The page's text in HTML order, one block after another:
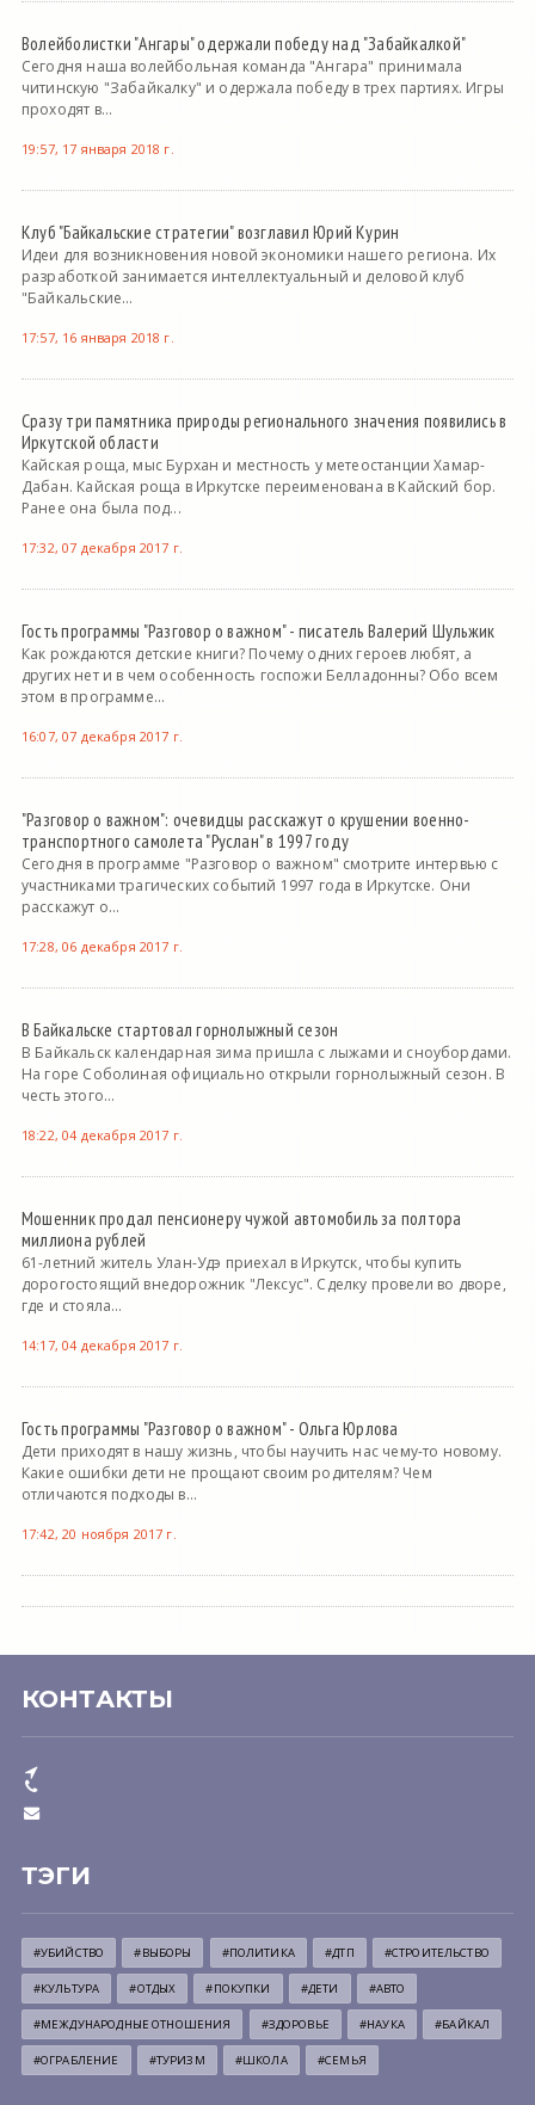
Волейболистки "Ангары" одержали победу над "Забайкалкой"
Сегодня наша волейбольная команда "Ангара" принимала
читинскую "Забайкалку" и одержала победу в трех партиях. Игры
проходят в...
19:57, 17 января 2018 г.
Клуб "Байкальские стратегии" возглавил Юрий Курин
Идеи для возникновения новой экономики нашего региона. Их
разработкой занимается интеллектуальный и деловой клуб
"Байкальские...
17:57, 16 января 2018 г.
Сразу три памятника природы регионального значения появились в
Иркутской области
Кайская роща, мыс Бурхан и местность у метеостанции Хамар-
Дабан. Кайская роща в Иркутске переименована в Кайский бор.
Ранее она была под...
17:32, 07 декабря 2017 г.
Гость программы "Разговор о важном" - писатель Валерий Шульжик
Как рождаются детские книги? Почему одних героев любят, а
других нет и в чем особенность госпожи Белладонны? Обо всем
этом в программе...
16:07, 07 декабря 2017 г.
"Разговор о важном": очевидцы расскажут о крушении военно-
транспортного самолета "Руслан" в 1997 году
Сегодня в программе "Разговор о важном" смотрите интервью с
участниками трагических событий 1997 года в Иркутске. Они
расскажут о...
17:28, 06 декабря 2017 г.
В Байкальске стартовал горнолыжный сезон
В Байкальск календарная зима пришла с лыжами и сноубордами.
На горе Соболиная официально открыли горнолыжный сезон. В
честь этого...
18:22, 04 декабря 2017 г.
Мошенник продал пенсионеру чужой автомобиль за полтора
миллиона рублей
61-летний житель Улан-Удэ приехал в Иркутск, чтобы купить
дорогостоящий внедорожник "Лексус". Сделку провели во дворе,
где и стояла...
14:17, 04 декабря 2017 г.
Гость программы "Разговор о важном" - Ольга Юрлова
Дети приходят в нашу жизнь, чтобы научить нас чему-то новому.
Какие ошибки дети не прощают своим родителям? Чем
отличаются подходы в...
17:42, 20 ноября 2017 г.
КОНТАКТЫ
ТЭГИ
#УБИЙСТВО #ВЫБОРЫ #ПОЛИТИКА #ДТП #СТРОИТЕЛЬСТВО
#КУЛЬТУРА #ОТДЫХ #ПОКУПКИ #ДЕТИ #АВТО
#МЕЖДУНАРОДНЫЕ ОТНОШЕНИЯ #ЗДОРОВЬЕ #НАУКА #БАЙКАЛ
#ОГРАБЛЕНИЕ #ТУРИЗМ #ШКОЛА #СЕМЬЯ